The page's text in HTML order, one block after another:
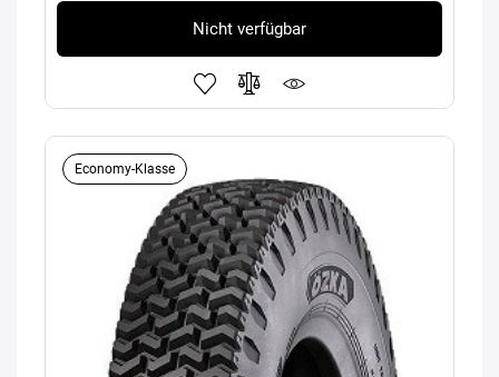
Nicht verfügbar
Economy-Klasse